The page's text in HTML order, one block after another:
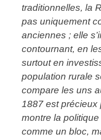
traditionnelles, la
pas uniquement
anciennes ; elle
contournant, en
surtout en
population rurale
compare les uns
1887 est précieux
montre la
comme un bloc,